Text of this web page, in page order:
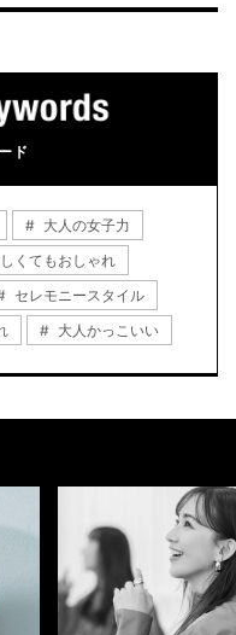
ド
大人の女子力
くてもおしゃれ
セレモニースタイル
大人かっこいい